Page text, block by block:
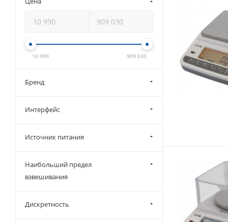
10 990 909 030
Бренд
Интерфейс
Источник питания
Наибольший предел
взвешивания
Дискретность